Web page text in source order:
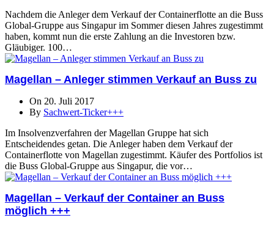
Nachdem die Anleger dem Verkauf der Containerflotte an die Buss
Global-Gruppe aus Singapur im Sommer diesen Jahres zugestimmt
haben, kommt nun die erste Zahlung an die Investoren bzw.
Gläubiger. 100…
Magellan – Anleger stimmen Verkauf an Buss zu
On 20. Juli 2017
By Sachwert-Ticker+++
Im Insolvenzverfahren der Magellan Gruppe hat sich
Entscheidendes getan. Die Anleger haben dem Verkauf der
Containerflotte von Magellan zugestimmt. Käufer des Portfolios ist
die Buss Global-Gruppe aus Singapur, die vor…
Magellan – Verkauf der Container an Buss
möglich +++